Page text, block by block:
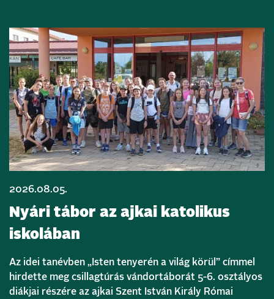
2026.08.05.
Nyári tábor az ajkai katolikus
iskolában
Az idei tanévben „Isten tenyerén a világ körül” címmel
hirdette meg csillagtúrás vándortáborát 5-6. osztályos
diákjai részére az ajkai Szent István Király Római